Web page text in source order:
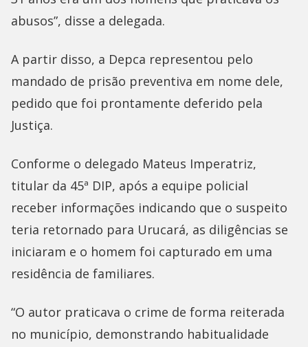
abusos”, disse a delegada.
A partir disso, a Depca representou pelo
mandado de prisão preventiva em nome dele,
pedido que foi prontamente deferido pela
Justiça.
Conforme o delegado Mateus Imperatriz,
titular da 45ª DIP, após a equipe policial
receber informações indicando que o suspeito
teria retornado para Urucará, as diligências se
iniciaram e o homem foi capturado em uma
residência de familiares.
“O autor praticava o crime de forma reiterada
no município, demonstrando habitualidade